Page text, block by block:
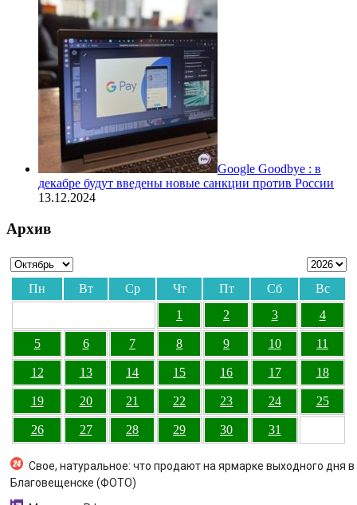
Google Goodbye : в
декабре будут введены новые санкции против России
13.12.2024
Архив
Пн Вт Ср Чт Пт Сб
Вс
1
2 3 4
5 6 7 8 9 10 11
12 13 14 15 16 17 18
19 20 21 22 23 24 25
26 27 28 29 30 31
Свое, натуральное: что продают на ярмарке выходного дня в
Благовещенске (ФОТО)